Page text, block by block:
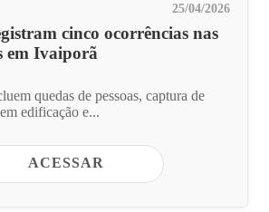
25/04/2026
cinco ocorrências nas
em Ivaiporã
quedas de pessoas, captura de
edificação e...
ACESSAR